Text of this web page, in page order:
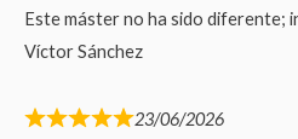
Este máster no ha sido diferente;
Víctor Sánchez
23/06/2026